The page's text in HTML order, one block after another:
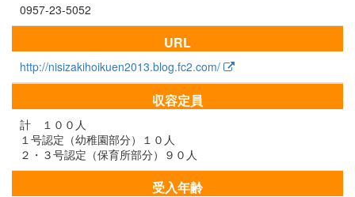
0957-23-5052
URL
http://nisizakihoikuen2013.blog.fc2.com/
収容定員
計 １００人
１号認定（幼稚園部分）１０人
２・３号認定（保育所部分）９０人
受入年齢